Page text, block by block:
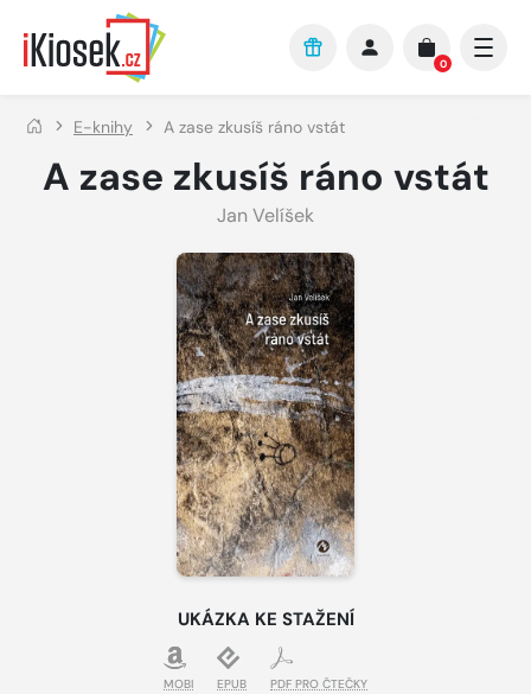
Přejít na hlavní obsah
0
E-knihy A zase zkusíš ráno vstát
A zase zkusíš ráno vstát
Jan Velíšek
UKÁZKA KE STAŽENÍ
MOBI EPUB PDF PRO ČTEČKY